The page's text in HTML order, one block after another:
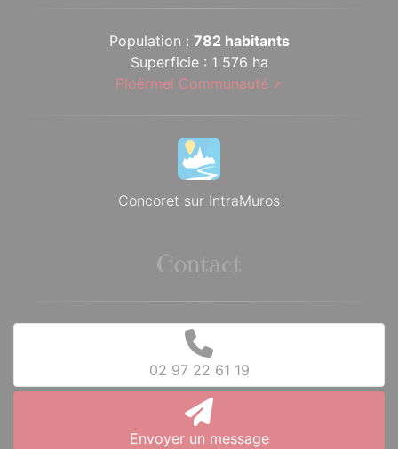
Population : 782 habitants
Superficie : 1 576 ha
Ploërmel Communauté
Concoret sur IntraMuros
Contact
02 97 22 61 19
Envoyer un message